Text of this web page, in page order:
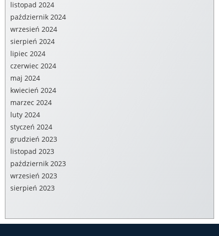
listopad 2024
październik 2024
wrzesień 2024
sierpień 2024
lipiec 2024
czerwiec 2024
maj 2024
kwiecień 2024
marzec 2024
luty 2024
styczeń 2024
grudzień 2023
listopad 2023
październik 2023
wrzesień 2023
sierpień 2023